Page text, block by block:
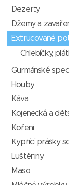
Dezerty
Džemy a
Extrudované
Chlebíčky,
Gurmánské
Houby
Káva
Kojenecká a
Koření
Kypřící prášky,
Luštěniny
Maso